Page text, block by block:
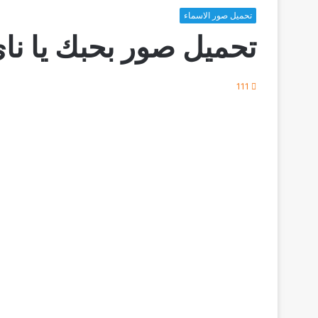
تحميل صور الاسماء
تحميل صور بحبك يا
111